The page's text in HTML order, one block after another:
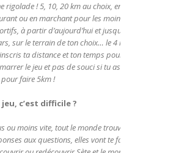
rigolade ! 5, 10, 20 km au choix, en
ou en marchant pour les moins
à partir d’aujourd’hui et jusqu’au 4
sur le terrain de ton choix… le 4 mars,
ta distance et ton temps pour
le jeu et pas de souci si tu as mis
faire 5km !
jeu, c’est difficile ?
ou moins vite, tout le monde trouve, les
aux questions, elles vont te faire